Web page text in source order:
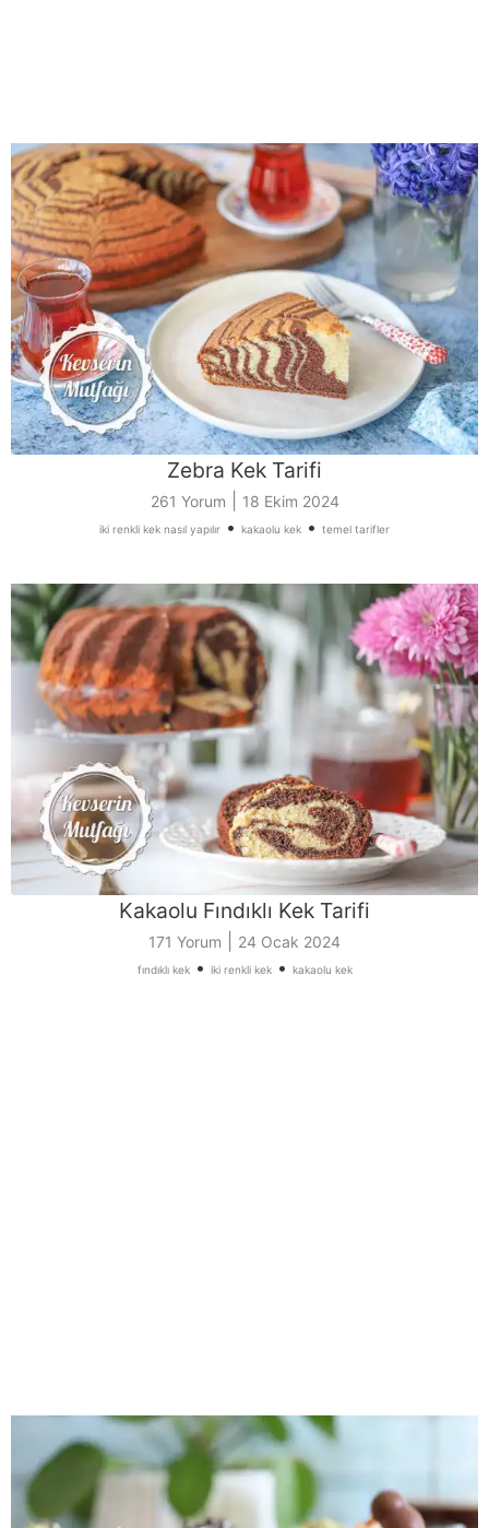
Zebra Kek Tarifi
261 Yorum 18 Ekim 2024
iki renkli kek nasıl yapılır • kakaolu kek • temel tarifler
Kakaolu Fındıklı Kek Tarifi
171 Yorum 24 Ocak 2024
fındıklı kek• iki renkli kek• kakaolu kek